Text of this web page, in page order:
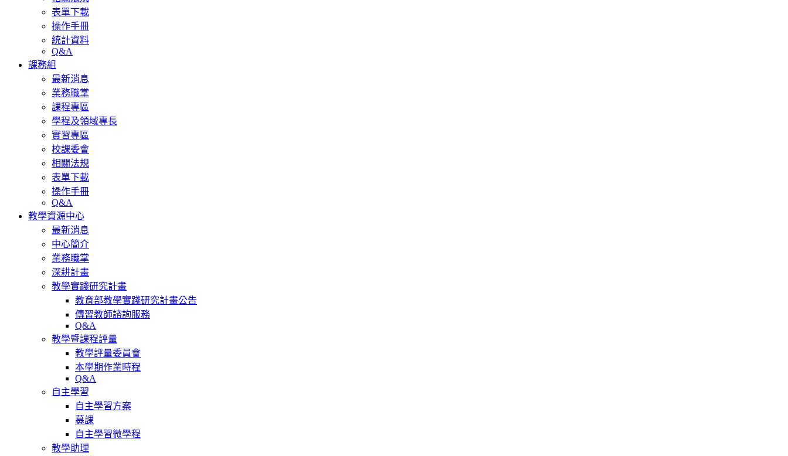
表單下載
操作手冊
統計資料
Q&A
課務組
最新消息
業務職掌
課程專區
學程及領域專長
實習專區
校課委會
相關法規
表單下載
操作手冊
Q&A
教學資源中心
最新消息
中心簡介
業務職掌
深耕計畫
教學實踐研究計畫
教育部教學實踐研究計畫公告
傳習教師諮詢服務
Q&A
教學暨課程評量
教學評量委員會
本學期作業時程
Q&A
自主學習
自主學習方案
募課
自主學習微學程
教學助理